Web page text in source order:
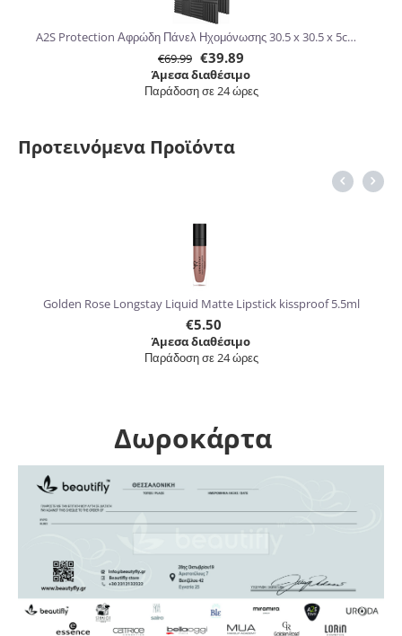
A2S Protection Αφρώδη Πάνελ Ηχομόνωσης 30.5 x 30.5 x 5cm 24τμχ
€69.99 €39.89
Άμεσα διαθέσιμο
Παράδοση σε 24 ώρες
Προτεινόμενα Προϊόντα
Golden Rose Longstay Liquid Matte Lipstick kissproof 5.5ml
€5.50
Άμεσα διαθέσιμο
Παράδοση σε 24 ώρες
Δωροκάρτα